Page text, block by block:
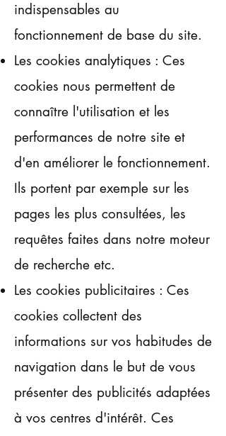
indispensables au
fonctionnement de base du site.
Les cookies analytiques : Ces
cookies nous permettent de
connaître l'utilisation et les
performances de notre site et
d'en améliorer le fonctionnement.
Ils portent par exemple sur les
pages les plus consultées, les
requêtes faites dans notre moteur
de recherche etc.
Les cookies publicitaires : Ces
cookies collectent des
informations sur vos habitudes de
navigation dans le but de vous
présenter des publicités adaptées
à vos centres d'intérêt. Ces